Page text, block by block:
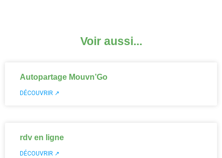
Voir aussi...
Autopartage Mouvn’Go
DÉCOUVRIR ↗
rdv en ligne
DÉCOUVRIR ↗